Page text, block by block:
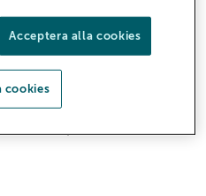
inom 24 timmar.
ska den slutna
underrätta de berörda
Acceptera alla cookies
cookies